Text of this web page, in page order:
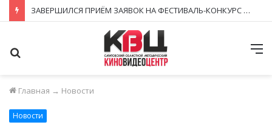
ЗАВЕРШИЛСЯ ПРИЁМ ЗАЯВОК НА ФЕСТИВАЛЬ-КОНКУРС «КИНОВЕРТИКАЛЬ 2026»
Главная → Новости
Новости